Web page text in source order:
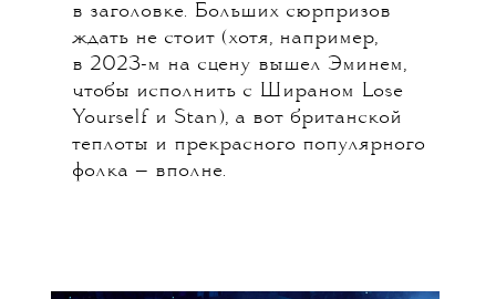
в заголовке. Больших сюрпризов
ждать не стоит (хотя, например,
в 2023-м на сцену вышел Эминем,
чтобы исполнить с Шираном Lose
Yourself и Stan), а вот британской
теплоты и прекрасного популярного
фолка — вполне.